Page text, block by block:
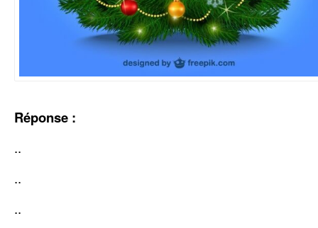
Réponse :
..
..
..